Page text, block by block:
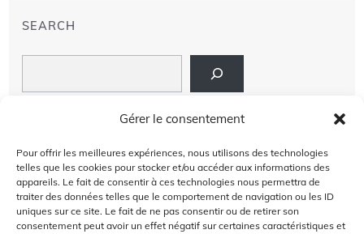
Gérer le consentement
Pour offrir les meilleures expériences, nous utilisons des technologies
telles que les cookies pour stocker et/ou accéder aux informations des
appareils. Le fait de consentir à ces technologies nous permettra de
traiter des données telles que le comportement de navigation ou les ID
uniques sur ce site. Le fait de ne pas consentir ou de retirer son
consentement peut avoir un effet négatif sur certaines caractéristiques et
SEARCH
À PROPOS DE NOUS
AVIS DE NON-RESPONSABILITÉ